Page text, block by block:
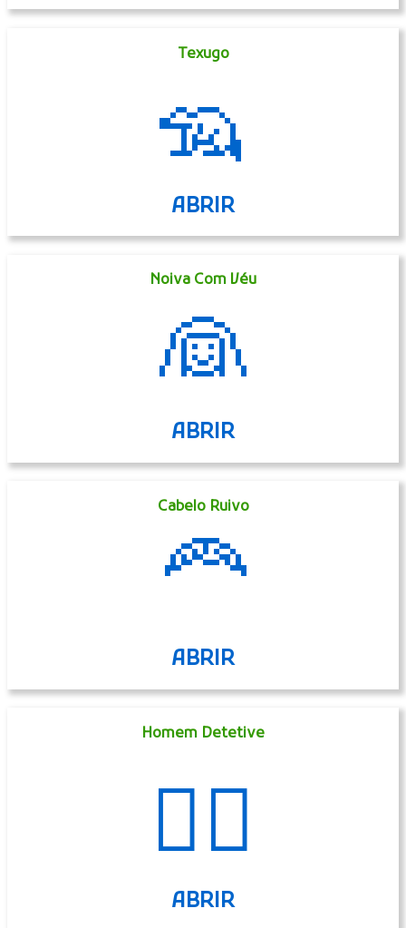
Texugo
🦡
ABRIR
Noiva Com Véu
👰
ABRIR
Cabelo Ruivo
🦰
ABRIR
Homem Detetive
🕵️‍♂️
ABRIR